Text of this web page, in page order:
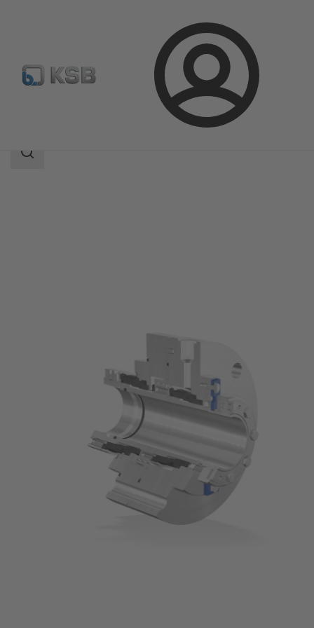
Prijava
Katalog proizvoda 4WD
Raspon